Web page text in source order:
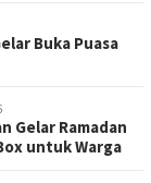
Buka Puasa
Gelar Ramadan
untuk Warga